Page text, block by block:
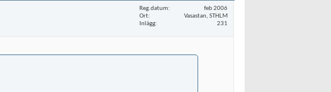
Reg.datum
feb 2006
Ort
Vasastan, STHLM
Inlägg
231